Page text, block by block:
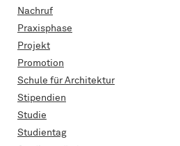
Nachruf
Praxisphase
Projekt
Promotion
Schule für Architektur
Stipendien
Studie
Studientag